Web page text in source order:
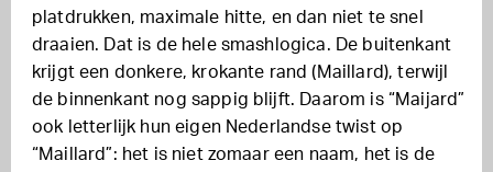
platdrukken, maximale hitte, en dan niet te snel
draaien. Dat is de hele smashlogica. De buitenkant
krijgt een donkere, krokante rand (Maillard), terwijl
de binnenkant nog sappig blijft. Daarom is “Maijard”
ook letterlijk hun eigen Nederlandse twist op
“Maillard”: het is niet zomaar een naam, het is de